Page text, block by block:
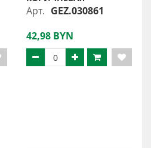
Арт. GEZ.030861
42,98 BYN